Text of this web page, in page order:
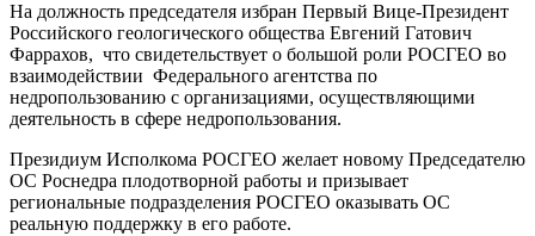
На должность председателя избран Первый Вице-Президент
Российского геологического общества Евгений Гатович
Фаррахов, что свидетельствует о большой роли РОСГЕО во
взаимодействии Федерального агентства по
недропользованию с организациями, осуществляющими
деятельность в сфере недропользования.
Президиум Исполкома РОСГЕО желает новому Председателю
ОС Роснедра плодотворной работы и призывает
региональные подразделения РОСГЕО оказывать ОС
реальную поддержку в его работе.